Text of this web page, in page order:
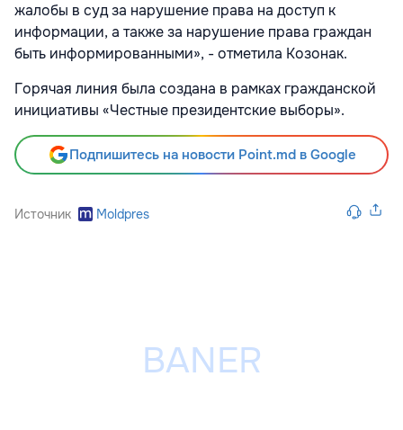
жалобы в суд за нарушение права на доступ к
информации, а также за нарушение права граждан
быть информированными», - отметила Козонак.
Горячая линия была создана в рамках гражданской
инициативы «Честные президентские выборы».
Подпишитесь на новости Point.md в Google
Источник Moldpres